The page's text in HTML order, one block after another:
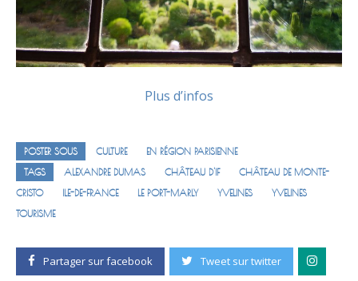
Plus d’infos
POSTER SOUS CULTURE
EN RÉGION PARISIENNE
TAGS
ALEXANDRE DUMAS CHÂTEAU D'IF
CHÂTEAU DE MONTE-
CRISTO
ILE-DE-FRANCE LE PORT-MARLY YVELINES
YVELINES
TOURISME
Partager sur facebook Tweet sur twitter